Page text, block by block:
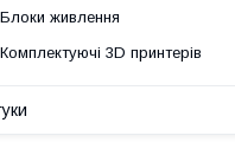
Блоки живлення
Комплектуючі 3D принтерів